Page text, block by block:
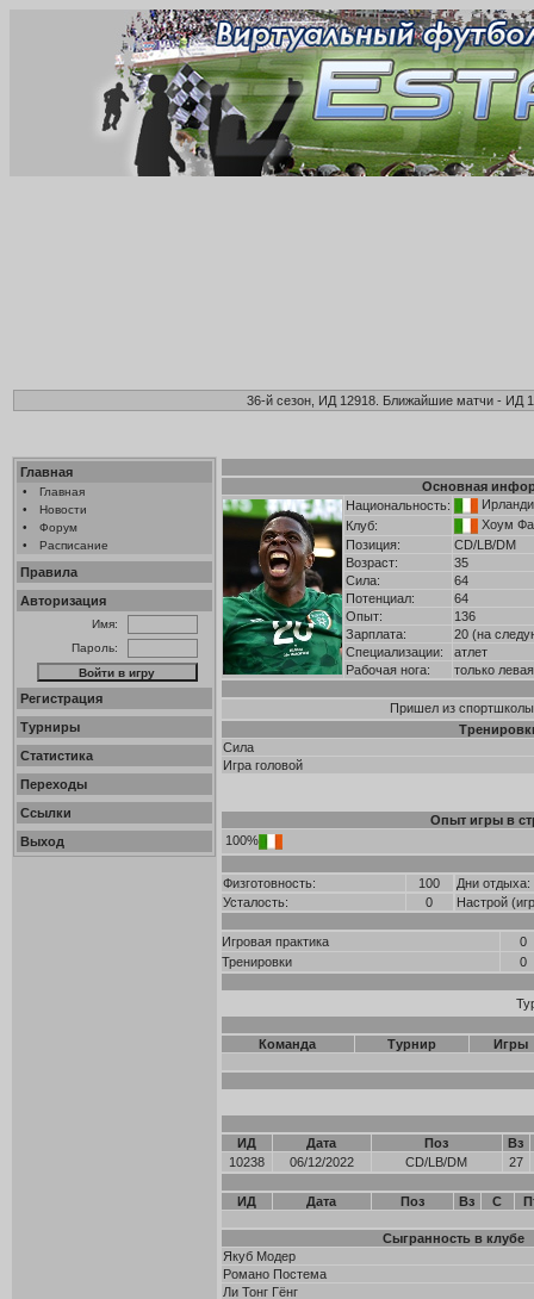
36-й сезон, ИД 12918. Ближайшие матчи - ИД
Главная
•
Главная
•
Новости
•
Форум
•
Расписание
Правила
Авторизация
Имя:
Пароль:
Регистрация
Турниры
Статистика
Переходы
Ссылки
Выход
Основная
Национальность:
Клуб:
Хоум
Позиция:
CD/LB/DM
Возраст:
35
Сила:
64
Потенциал:
64
Опыт:
136
Зарплата:
20 (на
Специализации:
атлет
Рабочая нога:
только левая
Пришел из
Сила
Игра головой
Опыт игры в
100%
Физготовность: 100
Дни отдыха:
Усталость:
0 Настрой
Игровая практика
0
Тренировки
0
Команда Турнир Игры
ИД Дата Поз
Вз
10238
06/12/2022 CD/LB/DM 27
ИД Дата Поз Вз С
Сыгранность в клубе
Якуб Модер
Романо Постема
Ли Тонг Гёнг